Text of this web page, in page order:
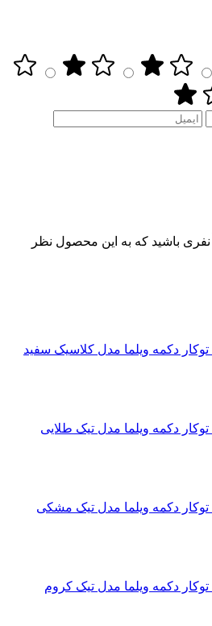
باشید که به این محصول نظر
دکمه ویلما مدل کلاسیک سفید
دکمه ویلما مدل تیک طلایی
دکمه ویلما مدل تیک مشکی
دکمه ویلما مدل تیک کروم